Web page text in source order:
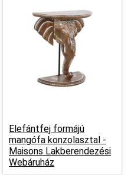
Elefántfej formájú
mangófa konzolasztal -
Maisons Lakberendezési
Webáruház